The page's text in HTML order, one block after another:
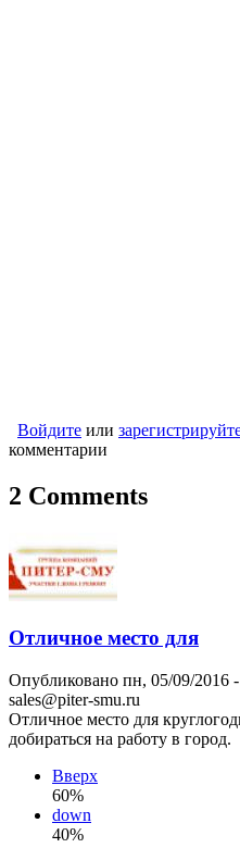
Войдите или
комментарии
2 Comments
Отличное место для
Опубликовано пн, 05/09/2016 -
sales@piter-smu.ru
Отличное место для
добираться на работу в город.
Вверх
60%
down
40%